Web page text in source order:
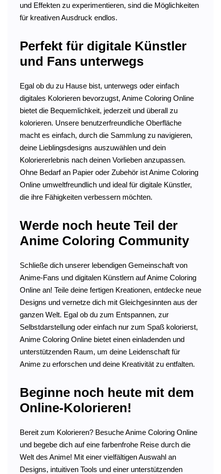
und Effekten zu experimentieren, sind die Möglichkeiten
für kreativen Ausdruck endlos.
Perfekt für digitale Künstler
und Fans unterwegs
Egal ob du zu Hause bist, unterwegs oder einfach
digitales Kolorieren bevorzugst, Anime Coloring Online
bietet die Bequemlichkeit, jederzeit und überall zu
kolorieren. Unsere benutzerfreundliche Oberfläche
macht es einfach, durch die Sammlung zu navigieren,
deine Lieblingsdesigns auszuwählen und dein
Koloriererlebnis nach deinen Vorlieben anzupassen.
Ohne Bedarf an Papier oder Zubehör ist Anime Coloring
Online umweltfreundlich und ideal für digitale Künstler,
die ihre Fähigkeiten verbessern möchten.
Werde noch heute Teil der
Anime Coloring Community
Schließe dich unserer lebendigen Gemeinschaft von
Anime-Fans und digitalen Künstlern auf Anime Coloring
Online an! Teile deine fertigen Kreationen, entdecke neue
Designs und vernetze dich mit Gleichgesinnten aus der
ganzen Welt. Egal ob du zum Entspannen, zur
Selbstdarstellung oder einfach nur zum Spaß kolorierst,
Anime Coloring Online bietet einen einladenden und
unterstützenden Raum, um deine Leidenschaft für
Anime zu erforschen und deine Kreativität zu entfalten.
Beginne noch heute mit dem
Online-Kolorieren!
Bereit zum Kolorieren? Besuche Anime Coloring Online
und begebe dich auf eine farbenfrohe Reise durch die
Welt des Anime! Mit einer vielfältigen Auswahl an
Designs, intuitiven Tools und einer unterstützenden